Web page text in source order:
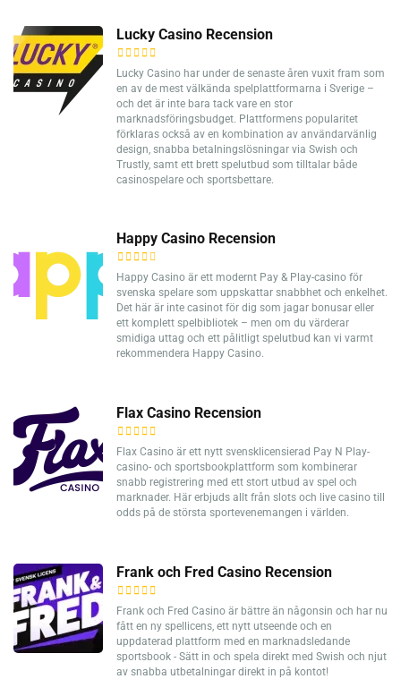
Lucky Casino Recension
Lucky Casino har under de senaste åren vuxit fram som
en av de mest välkända spelplattformarna i Sverige –
och det är inte bara tack vare en stor
marknadsföringsbudget. Plattformens popularitet
förklaras också av en kombination av användarvänlig
design, snabba betalningslösningar via Swish och
Trustly, samt ett brett spelutbud som tilltalar både
casinospelare och sportsbettare.
Happy Casino Recension
Happy Casino är ett modernt Pay & Play-casino för
svenska spelare som uppskattar snabbhet och enkelhet.
Det här är inte casinot för dig som jagar bonusar eller
ett komplett spelbibliotek – men om du värderar
smidiga uttag och ett pålitligt spelutbud kan vi varmt
rekommendera Happy Casino.
Flax Casino Recension
Flax Casino är ett nytt svensklicensierad Pay N Play-
casino- och sportsbookplattform som kombinerar
snabb registrering med ett stort utbud av spel och
marknader. Här erbjuds allt från slots och live casino till
odds på de största sportevenemangen i världen.
Frank och Fred Casino Recension
Frank och Fred Casino är bättre än någonsin och har nu
fått en ny spellicens, ett nytt utseende och en
uppdaterad plattform med en marknadsledande
sportsbook - Sätt in och spela direkt med Swish och njut
av snabba utbetalningar direkt in på kontot!